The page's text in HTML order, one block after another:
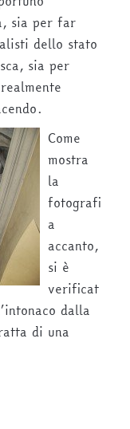
sia per far
dello stato
sia per
Come
mostra
la
fotografi
a
accanto,
si è
verificat
dalla
di una